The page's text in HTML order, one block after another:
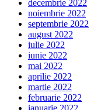
decembrie 2022
noiembrie 2022
septembrie 2022
august 2022
iulie 2022
iunie 2022
mai 2022
aprilie 2022
martie 2022
februarie 2022
ianuarie 2022